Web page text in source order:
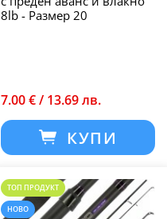
8lb - Размер 20
7.00 € / 13.69 лв.
КУПИ
ТОП ПРОДУКТ
НОВО